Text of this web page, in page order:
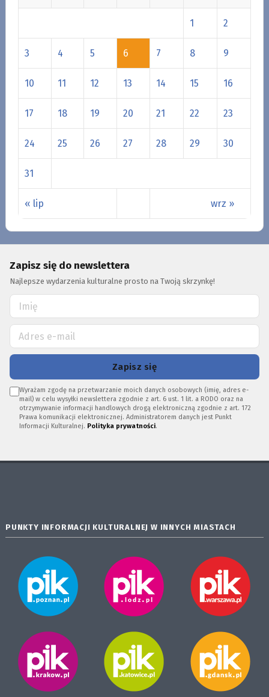
« lip wrz »
1 2
3 4 5 6 7 8 9
10 11 12 13 14 15 16
17 18 19 20 21 22 23
24 25 26 27 28 29 30
31
Zapisz się do newslettera
Najlepsze wydarzenia kulturalne prosto na Twoją skrzynkę!
Zapisz się
Wyrażam zgodę na przetwarzanie moich danych osobowych (imię, adres e-
mail) w celu wysyłki newslettera zgodnie z art. 6 ust. 1 lit. a RODO oraz na
otrzymywanie informacji handlowych drogą elektroniczną zgodnie z art. 172
Prawa komunikacji elektronicznej. Administratorem danych jest Punkt
Informacji Kulturalnej. Polityka prywatności.
PUNKTY INFORMACJI KULTURALNEJ W INNYCH MIASTACH